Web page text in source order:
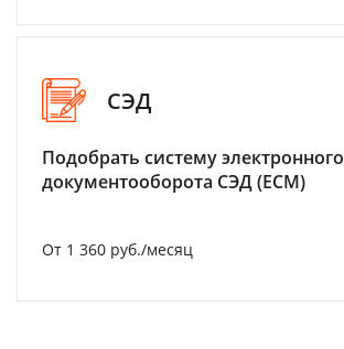
СЭД
Подобрать систему электронного
документооборота СЭД (ECM)
От 1 360 руб./месяц